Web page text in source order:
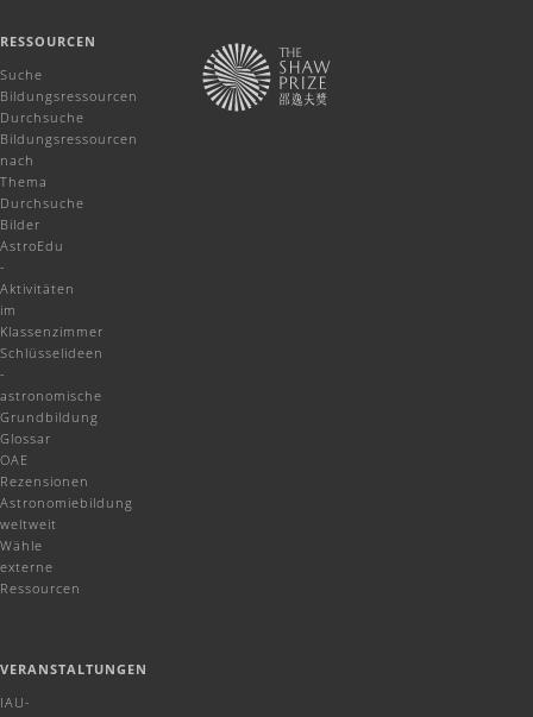
RESSOURCEN
Suche
Bildungsressourcen
Durchsuche
Bildungsressourcen
nach
Thema
Durchsuche
Bilder
AstroEdu
-
Aktivitäten
im
Klassenzimmer
Schlüsselideen
-
astronomische
Grundbildung
Glossar
OAE
Rezensionen
Astronomiebildung
weltweit
Wähle
externe
Ressourcen
VERANSTALTUNGEN
IAU-